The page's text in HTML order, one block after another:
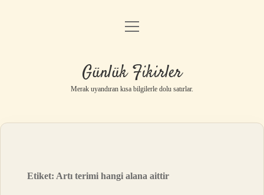
Anasayfa
Yasal Uyarı
menüyü
Günlük Fikirler
Merak uyandıran kısa bilgilerle dolu satırlar.
Etiket: Artı terimi hangi alana aittir